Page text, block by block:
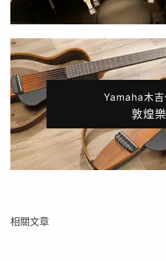
Yamaha木
敦煌
相關文章